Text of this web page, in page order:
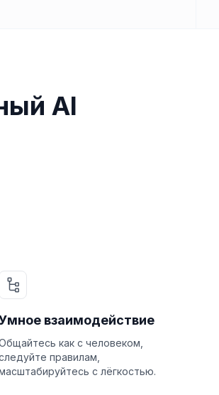
AI
взаимодействие
как с человеком,
правилам,
с лёгкостью.